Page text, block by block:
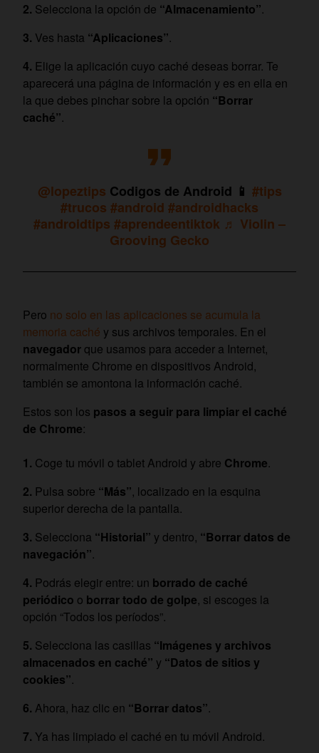
Selecciona la opción de “Almacenamiento”.
Ves hasta “Aplicaciones”.
Elige la aplicación cuyo caché deseas borrar. Te
aparecerá una página de información y es en ella en
la que debes pinchar sobre la opción “Borrar
caché”.
@lopeztips Codigos de Android 📱 #tips
#trucos #android #androidhacks
#androidtips #aprendeentiktok ♬ Violin –
Grooving Gecko
Pero no solo en las aplicaciones se acumula la
memoria caché y sus archivos temporales. En el
navegador que usamos para acceder a Internet,
normalmente Chrome en dispositivos Android,
también se amontona la información caché.
Estos son los pasos a seguir para limpiar el caché
de Chrome:
Coge tu móvil o tablet Android y abre Chrome.
Pulsa sobre “Más”, localizado en la esquina
superior derecha de la pantalla.
Selecciona “Historial” y dentro, “Borrar datos de
navegación”.
Podrás elegir entre: un borrado de caché
periódico o borrar todo de golpe, si escoges la
opción “Todos los períodos”.
Selecciona las casillas “Imágenes y archivos
almacenados en caché” y “Datos de sitios y
cookies”.
Ahora, haz clic en “Borrar datos”.
Ya has limpiado el caché en tu móvil Android.